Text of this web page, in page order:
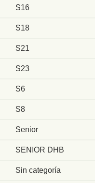
S16
S18
S21
S23
S6
S8
Senior
SENIOR DHB
Sin categoría